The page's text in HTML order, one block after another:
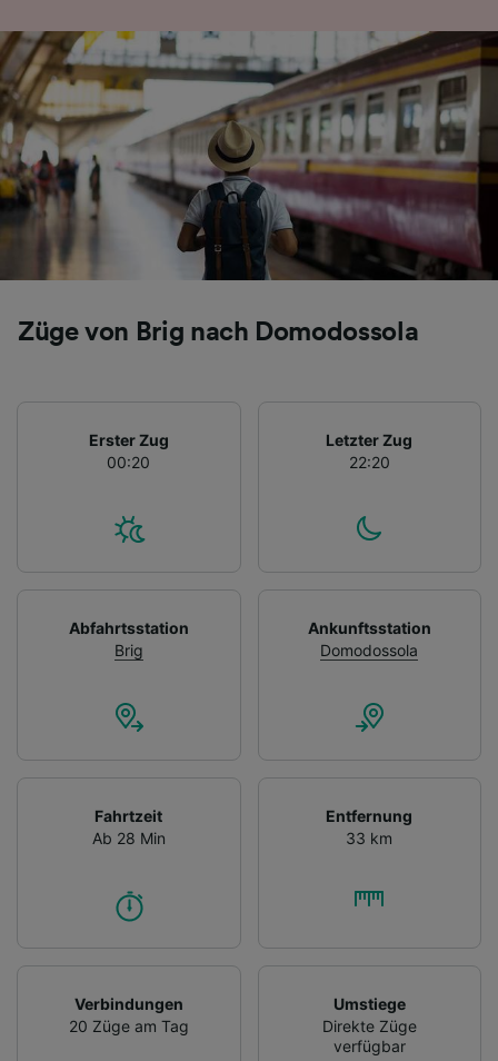
Züge von Brig nach Domodossola
Erster Zug
00:20
Letzter Zug
22:20
Abfahrtsstation
Brig
Ankunftsstation
Domodossola
Fahrtzeit
Ab 28 Min
Entfernung
33 km
Verbindungen
20 Züge am Tag
Umstiege
Direkte Züge
verfügbar
Verwendung genauer Standortdaten.
Endgeräteeigenschaften zur Identifikation
aktiv abfragen. Speichern von oder Zugriff auf
Informationen auf einem Endgerät.
Personalisierte Werbung und Inhalte, Messung
von Werbeleistung und der Performance von
Inhalten, Zielgruppenforschung sowie
Entwicklung und Verbesserung von
Angeboten.
Liste der Partner (Lieferanten)